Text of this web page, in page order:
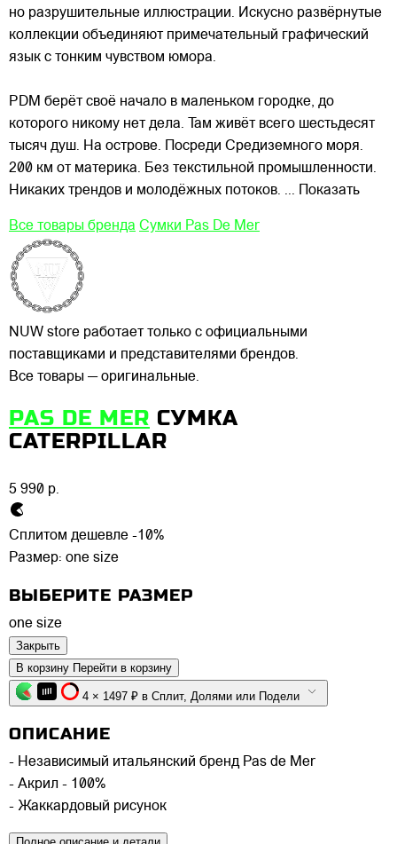
но разрушительные иллюстрации. Искусно развёрнутые
коллекции объединяют примечательный графический
язык с тонким чувством юмора.
PDM берёт своё начало в маленьком городке, до
которого никому нет дела. Там живёт всего шестьдесят
тысяч душ. На острове. Посреди Средиземного моря.
200 км от материка. Без текстильной промышленности.
Никаких трендов и молодёжных потоков. ... Показать
Все товары бренда Сумки Pas De Mer
NUW store работает только с официальными
поставщиками и представителями брендов.
Все товары — оригинальные.
PAS DE MER СУМКА
CATERPILLAR
5 990 р.
Сплитом дешевле -10%
Размер: one size
ВЫБЕРИТЕ РАЗМЕР
one size
Закрыть
В корзину Перейти в корзину
4 × 1497 ₽ в Сплит, Долями или Подели
ОПИСАНИЕ
- Независимый итальянский бренд Pas de Mer
- Акрил - 100%
- Жаккардовый рисунок